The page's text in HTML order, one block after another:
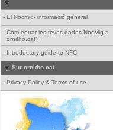
- El Nocmig- informació general
- Com entrar les teves dades NocMig a
ornitho.cat?
- Introductory guide to NFC
Sur ornitho.cat
- Privacy Policy & Terms of use